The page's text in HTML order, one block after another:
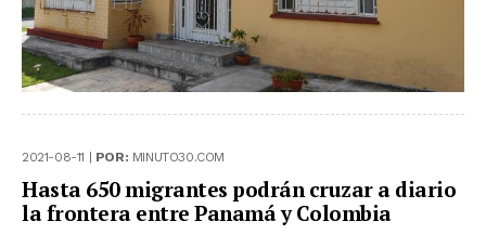
2021-08-11 | POR: MINUTO30.COM
Hasta 650 migrantes podrán cruzar a diario
la frontera entre Panamá y Colombia